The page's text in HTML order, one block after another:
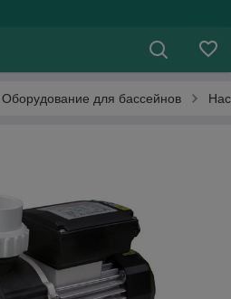
Оборудование для бассейнов